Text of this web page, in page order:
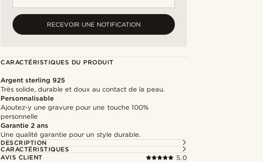
RECEVOIR UNE NOTIFICATION
CARACTÉRISTIQUES DU PRODUIT
Argent sterling 925
Très solide, durable et doux au contact de la peau.
Personnalisable
Ajoutez-y une gravure pour une touche 100%
personnelle
Garantie 2 ans
Une qualité garantie pour un style durable.
DESCRIPTION
CARACTÉRISTIQUES
AVIS CLIENT
5.0